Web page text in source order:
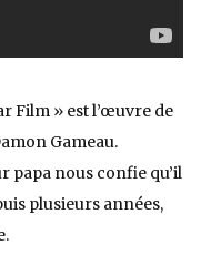
Film » est l’œuvre de
Gameau.
papa nous confie qu’il
plusieurs années,